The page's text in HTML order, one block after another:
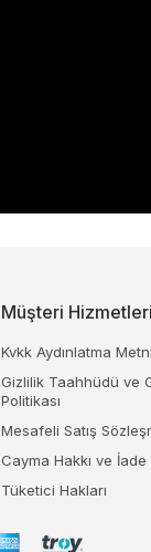
Müşteri Hizmetleri
Kvkk Aydınlatma Metni
Gizlilik Taahhüdü ve
Politikası
Mesafeli Satış
Cayma Hakkı ve İade
Tüketici Hakları